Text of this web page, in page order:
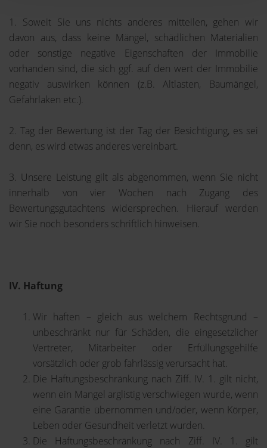
1. Soweit Sie uns nichts anderes mitteilen, gehen wir
davon aus, dass keine Mängel, schädlichen Materialien
oder sonstige negative Eigenschaften der Immobilie
vorhanden sind, die sich ggf. auf den wert der Immobilie
negativ auswirken können (z.B. Altlasten, Baumängel,
Gefahrlaken etc.).
2. Tag der Bewertung ist der Tag der Besichtigung, es sei
denn, es wird etwas anderes vereinbart.
3. Unsere Leistung gilt als abgenommen, wenn Sie nicht
innerhalb von vier Wochen nach Zugang des
Bewertungsgutachtens widersprechen. Hierauf werden
wir Sie noch besonders schriftlich hinweisen.
IV. Haftung
Wir haften – gleich aus welchem Rechtsgrund –
unbeschränkt nur für Schäden, die eingesetzlicher
Vertreter, Mitarbeiter oder Erfüllungsgehilfe
vorsätzlich oder grob fahrlässig verursacht hat.
Die Haftungsbeschränkung nach Ziff. IV. 1. gilt nicht,
wenn ein Mangel arglistig verschwiegen wurde, wenn
eine Garantie übernommen und/oder, wenn Körper,
Leben oder Gesundheit verletzt wurden.
Die Haftungsbeschränkung nach Ziff. IV. 1. gilt